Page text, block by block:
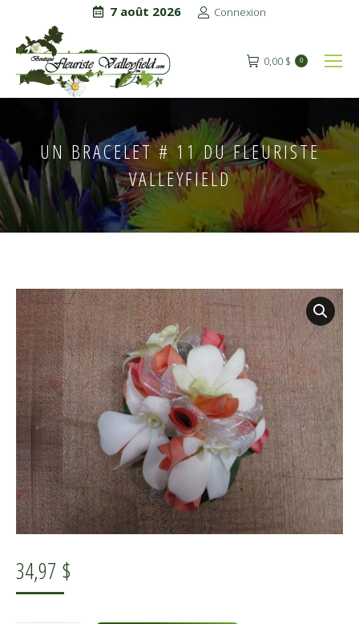
7 août 2026 Connexion
0,00 $ 0
UN BRACELET # 11 DU FLEURISTE
VALLEYFIELD
34,97 $